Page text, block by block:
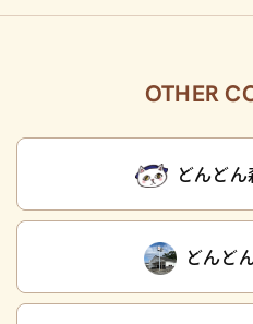
OTHER
どんどん
どんど